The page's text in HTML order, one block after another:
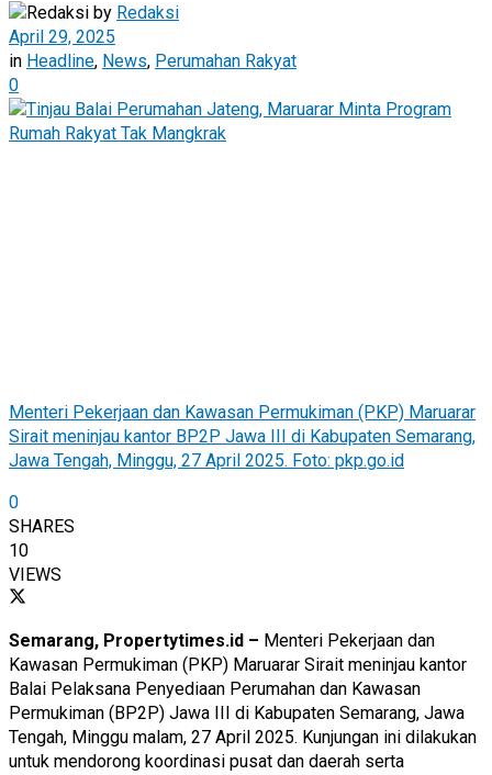
by Redaksi
April 29, 2025
in Headline, News, Perumahan Rakyat
0
Menteri Pekerjaan dan Kawasan Permukiman (PKP) Maruarar
Sirait meninjau kantor BP2P Jawa III di Kabupaten Semarang,
Jawa Tengah, Minggu, 27 April 2025. Foto: pkp.go.id
0
SHARES
10
VIEWS
Semarang, Propertytimes.id – Menteri Pekerjaan dan
Kawasan Permukiman (PKP) Maruarar Sirait meninjau kantor
Balai Pelaksana Penyediaan Perumahan dan Kawasan
Permukiman (BP2P) Jawa III di Kabupaten Semarang, Jawa
Tengah, Minggu malam, 27 April 2025. Kunjungan ini dilakukan
untuk mendorong koordinasi pusat dan daerah serta